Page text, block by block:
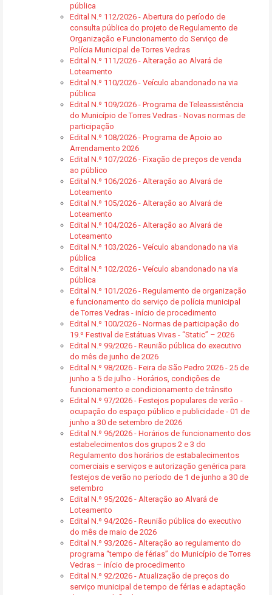
pública
Edital N.º 112/2026 - Abertura do período de
consulta pública do projeto de Regulamento de
Organização e Funcionamento do Serviço de
Polícia Municipal de Torres Vedras
Edital N.º 111/2026 - Alteração ao Alvará de
Loteamento
Edital N.º 110/2026 - Veículo abandonado na via
pública
Edital N.º 109/2026 - Programa de Teleassistência
do Município de Torres Vedras - Novas normas de
participação
Edital N.º 108/2026 - Programa de Apoio ao
Arrendamento 2026
Edital N.º 107/2026 - Fixação de preços de venda
ao público
Edital N.º 106/2026 - Alteração ao Alvará de
Loteamento
Edital N.º 105/2026 - Alteração ao Alvará de
Loteamento
Edital N.º 104/2026 - Alteração ao Alvará de
Loteamento
Edital N.º 103/2026 - Veículo abandonado na via
pública
Edital N.º 102/2026 - Veículo abandonado na via
pública
Edital N.º 101/2026 - Regulamento de organização
e funcionamento do serviço de polícia municipal
de Torres Vedras - início de procedimento
Edital N.º 100/2026 - Normas de participação do
19.º Festival de Estátuas Vivas - “Static” – 2026
Edital N.º 99/2026 - Reunião pública do executivo
do mês de junho de 2026
Edital N.º 98/2026 - Feira de São Pedro 2026 - 25 de
junho a 5 de julho - Horários, condições de
funcionamento e condicionamento de trânsito
Edital N.º 97/2026 - Festejos populares de verão -
ocupação do espaço público e publicidade - 01 de
junho a 30 de setembro de 2026
Edital N.º 96/2026 - Horários de funcionamento dos
estabelecimentos dos grupos 2 e 3 do
Regulamento dos horários de estabalecimentos
comerciais e serviços e autorização genérica para
festejos de verão no período de 1 de junho a 30 de
setembro
Edital N.º 95/2026 - Alteração ao Alvará de
Loteamento
Edital N.º 94/2026 - Reunião pública do executivo
do mês de maio de 2026
Edital N.º 93/2026 - Alteração ao regulamento do
programa “tempo de férias” do Município de Torres
Vedras – início de procedimento
Edital N.º 92/2026 - Atualização de preços do
serviço municipal de tempo de férias e adaptação